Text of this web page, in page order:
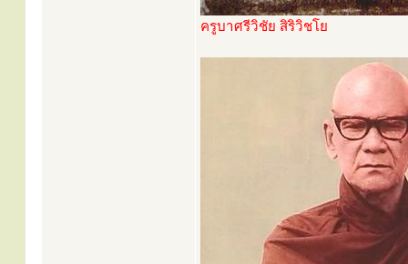
ครูบาศรีวิชัย สิริวิชโย